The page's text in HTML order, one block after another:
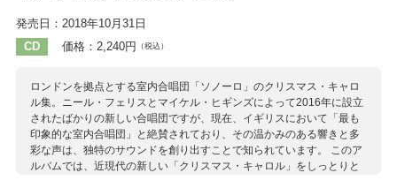
発売日：2018年10月31日
CD
価格：2,240円 （税込）
ロンドンを拠点とする室内合唱団「ソノーロ」のクリスマス・キャロ
ル集。ニール・フェリスとマイケル・ヒギンズによって2016年に設立
されたばかりの新しい合唱団ですが、現在、イギリスにおいて「最も
印象的な室内合唱団」と絶賛されており、その温かみのある響きと多
彩な声は、独特のサウンドを創り出すことで知られています。 このア
ルバムでは、近現代の新しい「クリスマス・キャロル」をしっとりと